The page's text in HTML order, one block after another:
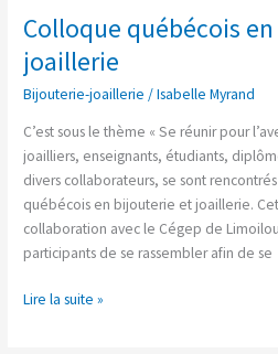
Colloque québécois
joaillerie
Bijouterie-joaillerie /Isabelle Myrand
C’est sous le thème « Se réunir pour
joailliers, enseignants, étudiants,
divers collaborateurs, se sont
québécois en bijouterie et joaillerie.
collaboration avec le Cégep de
participants de se rassembler afin de se
Colloque
québécois
en
bijouterie
Lire la suite »